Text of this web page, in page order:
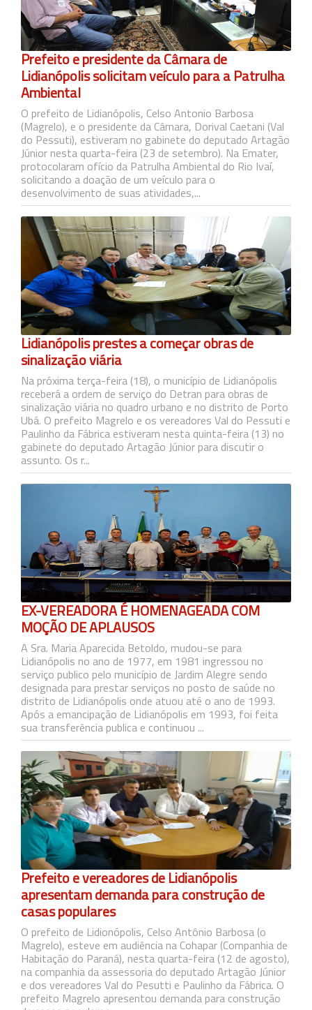
Prefeito e presidente da Câmara de
Lidianópolis solicitam veículo para a Patrulha
Ambiental
O prefeito de Lidianópolis, Celso Antonio Barbosa
(Magrelo), e o presidente da Câmara, Dorival Caetani (Val
do Pessuti), estiveram no gabinete do deputado Artagão
Júnior nesta quarta-feira (23 de setembro). Na Emater,
protocolaram ofício da Patrulha Ambiental do Rio Ivaí,
solicitando a doação de um veículo para o
desenvolvimento de suas atividades,...
Lidianópolis prestes a começar obras de
sinalização viária
Na próxima terça-feira (18), o município de Lidianópolis
receberá a ordem de serviço do Detran para obras de
sinalização viária no quadro urbano e no distrito de Porto
Ubá. O prefeito Magrelo e os vereadores Val do Pessuti e
Paulinho da Fábrica estiveram nesta quinta-feira (13) no
gabinete do deputado Artagão Júnior para discutir o
assunto. Os r...
EX-VEREADORA É HOMENAGEADA COM
MOÇÃO DE APLAUSOS
A Sra. Maria Aparecida Betoldo, mudou-se para
Lidianópolis no ano de 1977, em 1981 ingressou no
serviço publico pelo município de Jardim Alegre sendo
designada para prestar serviços no posto de saúde no
distrito de Lidianópolis onde atuou até o ano de 1993.
Após a emancipação de Lidianópolis em 1993, foi feita
sua transferência publica e continuou ...
Prefeito e vereadores de Lidianópolis
apresentam demanda para construção de
casas populares
O prefeito de Lidionópolis, Celso Antônio Barbosa (o
Magrelo), esteve em audiência na Cohapar (Companhia de
Habitação do Paraná), nesta quarta-feira (12 de agosto),
na companhia da assessoria do deputado Artagão Júnior
e dos vereadores Val do Pesutti e Paulinho da Fábrica. O
prefeito Magrelo apresentou demanda para construção